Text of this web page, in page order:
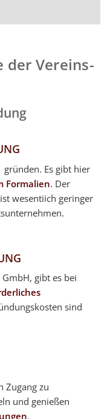
der Vereins-
gründen. Es gibt hier
Formalien. Der
wesentiich geringer
gibt es bei
sind
Zugang zu
und genießen
.